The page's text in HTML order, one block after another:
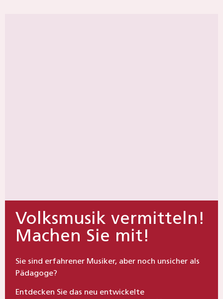
Volksmusik vermitteln!
Machen Sie mit!
Sie sind erfahrener Musiker, aber noch unsicher als
Pädagoge?
Entdecken Sie das neu entwickelte